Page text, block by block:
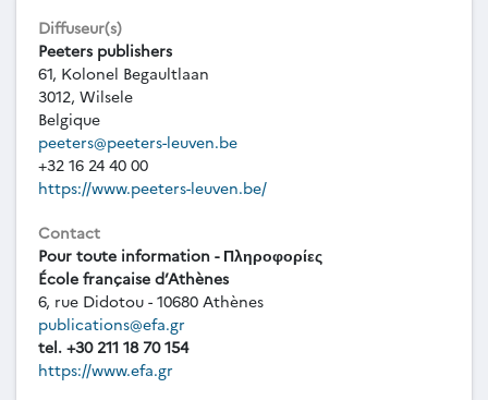
Diffuseur(s)
Peeters publishers
61, Kolonel Begaultlaan
3012, Wilsele
Belgique
peeters@peeters-leuven.be
+32 16 24 40 00
https://www.peeters-leuven.be/
Contact
Pour toute information - Πληροφορίες
École française d’Athènes
6, rue Didotou - 10680 Athènes
publications@efa.gr
tel. +30 211 18 70 154
https://www.efa.gr